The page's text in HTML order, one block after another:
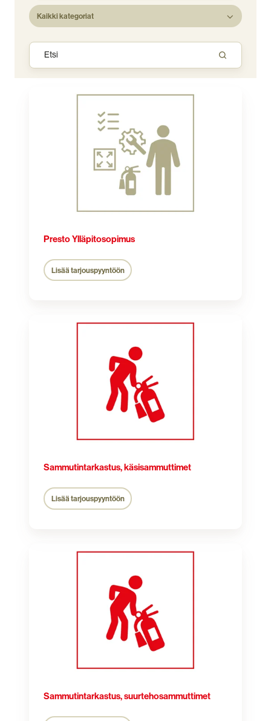
Kaikki kategoriat
Presto Ylläpitosopimus
Lisää tarjouspyyntöön
Sammutintarkastus,
Sammutintarkastus, käsisammuttimet
Lisää tarjouspyyntöön
Sammutintarkastus,
Sammutintarkastus, suurtehosammuttimet